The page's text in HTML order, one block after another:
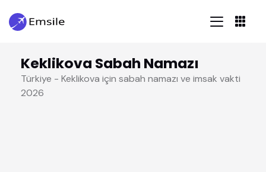
Keklikova Sabah Namazı
Türkiye - Keklikova için sabah namazı ve imsak vakti
2026